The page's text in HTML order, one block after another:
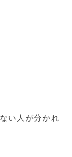
い人が分かれ